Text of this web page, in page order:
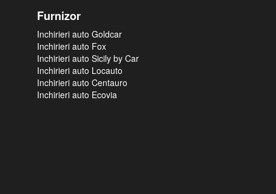
Furnizor
Inchirieri auto Goldcar
Inchirieri auto Fox
Inchirieri auto Sicily by Car
Inchirieri auto Locauto
Inchirieri auto Centauro
Inchirieri auto Ecovia